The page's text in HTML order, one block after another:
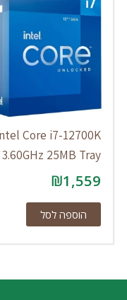
Core i7-12700K
3.60GHz 25MB Tray
₪1,559
הוספה לסל